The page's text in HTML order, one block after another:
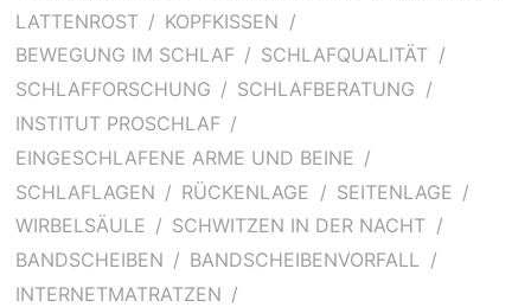
LATTENROST
KOPFKISSEN
BEWEGUNG IM SCHLAF
SCHLAFQUALITÄT
SCHLAFFORSCHUNG
SCHLAFBERATUNG
INSTITUT PROSCHLAF
EINGESCHLAFENE ARME UND BEINE
SCHLAFLAGEN
RÜCKENLAGE
SEITENLAGE
WIRBELSÄULE
SCHWITZEN IN DER NACHT
BANDSCHEIBEN
BANDSCHEIBENVORFALL
INTERNETMATRATZEN